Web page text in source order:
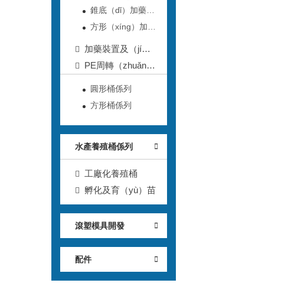
桶錐底（dǐ）加藥桶
（tǒng）
方形（xíng）加藥
桶
加藥裝置及（jí）
配件PE周轉（zhuǎn）
圓形桶係列
方形桶係列
水產養殖桶係列
工廠化養殖桶
孵化及育（yù）苗
滾塑模具開發
配件